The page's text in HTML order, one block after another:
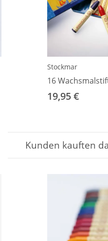
Stockmar
16
19,95 €
Kunden kauften